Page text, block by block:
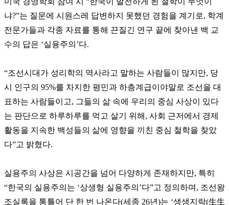
냐?”는 질문에 시원스레 답변하지 못했던 경험을 계기로, 학계
전문가들과 각종 자료를 통해 끈질긴 연구 끝에 찾아낸 백 교
수의 답은 ‘실용주의’다.
“조선시대가 성리학의 역사라고 말하는 사람들이 많지만, 당
시 인구의 95%를 차지한 평민과 하층계급이야말로 조선을 대
표하는 사람들이고, 그들의 삶 속에 우리의 중심 사상이 있다
는 판단으로 하루하루를 먹고 살기 위해, 사회 근저에서 경제
활동을 지속한 백성들의 삶에 영향을 끼친 중심 철학을 찾았
다”고 밝혔다.
실용주의 사상은 시공간을 넘어 다양하게 존재하지만, 특히
“한국의 실용주의는 ‘상생형 실용주의’다”고 정의하며, 조선왕
조실록을 통틀어 단 한 번 나온다(세종 26년)는 ‘생생지락(生生